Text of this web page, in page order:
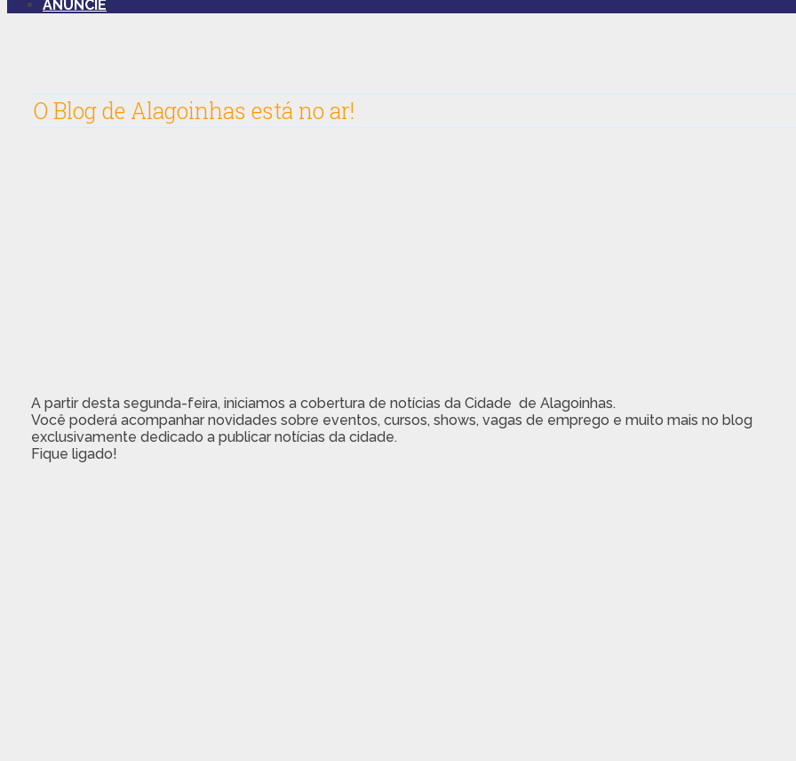
ANUNCIE
O Blog de Alagoinhas está no ar!
A partir desta segunda-feira, iniciamos a cobertura de notícias da Cidade de Alagoinhas.
Você poderá acompanhar novidades sobre eventos, cursos, shows, vagas de emprego e muito mais no blog
exclusivamente dedicado a publicar notícias da cidade.
Fique ligado!